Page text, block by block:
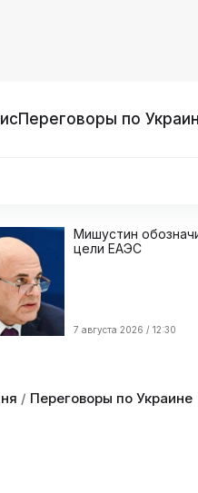
Переговоры по
Мишустин
цели ЕАЭС
7 августа 2026 / 12:30
/ Переговоры по Украине